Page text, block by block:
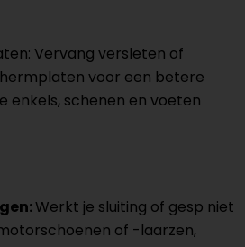
Vervang versleten of
voor een betere
enkels, schenen en voeten
Werkt je sluiting of gesp niet
of -laarzen,